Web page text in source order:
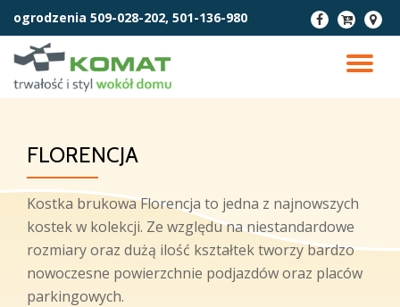
Przejdź
treści
ogrodzenia 509-028-202, 501-136-980
fa-
facebook
fa-
cart-
arrow-
down
fa-
map-
FLORENCJA
Kostka brukowa Florencja to jedna z najnowszych
kostek w kolekcji. Ze względu na niestandardowe
rozmiary oraz dużą ilość kształtek tworzy bardzo
nowoczesne powierzchnie podjazdów oraz placów
parkingowych.